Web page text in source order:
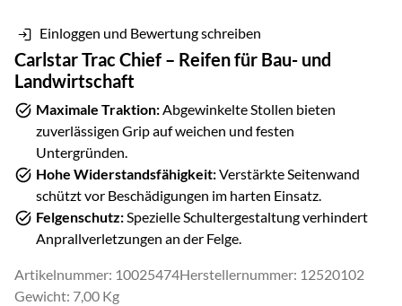
Einloggen und Bewertung schreiben
Carlstar Trac Chief – Reifen für Bau- und
Landwirtschaft
Maximale Traktion:Abgewinkelte Stollen bieten
zuverlässigen Grip auf weichen und festen
Untergründen.
Hohe Widerstandsfähigkeit:Verstärkte Seitenwand
schützt vor Beschädigungen im harten Einsatz.
Felgenschutz:Spezielle Schultergestaltung verhindert
Anprallverletzungen an der Felge.
Artikelnummer: 10025474Herstellernummer: 12520102
Gewicht: 7,00 Kg